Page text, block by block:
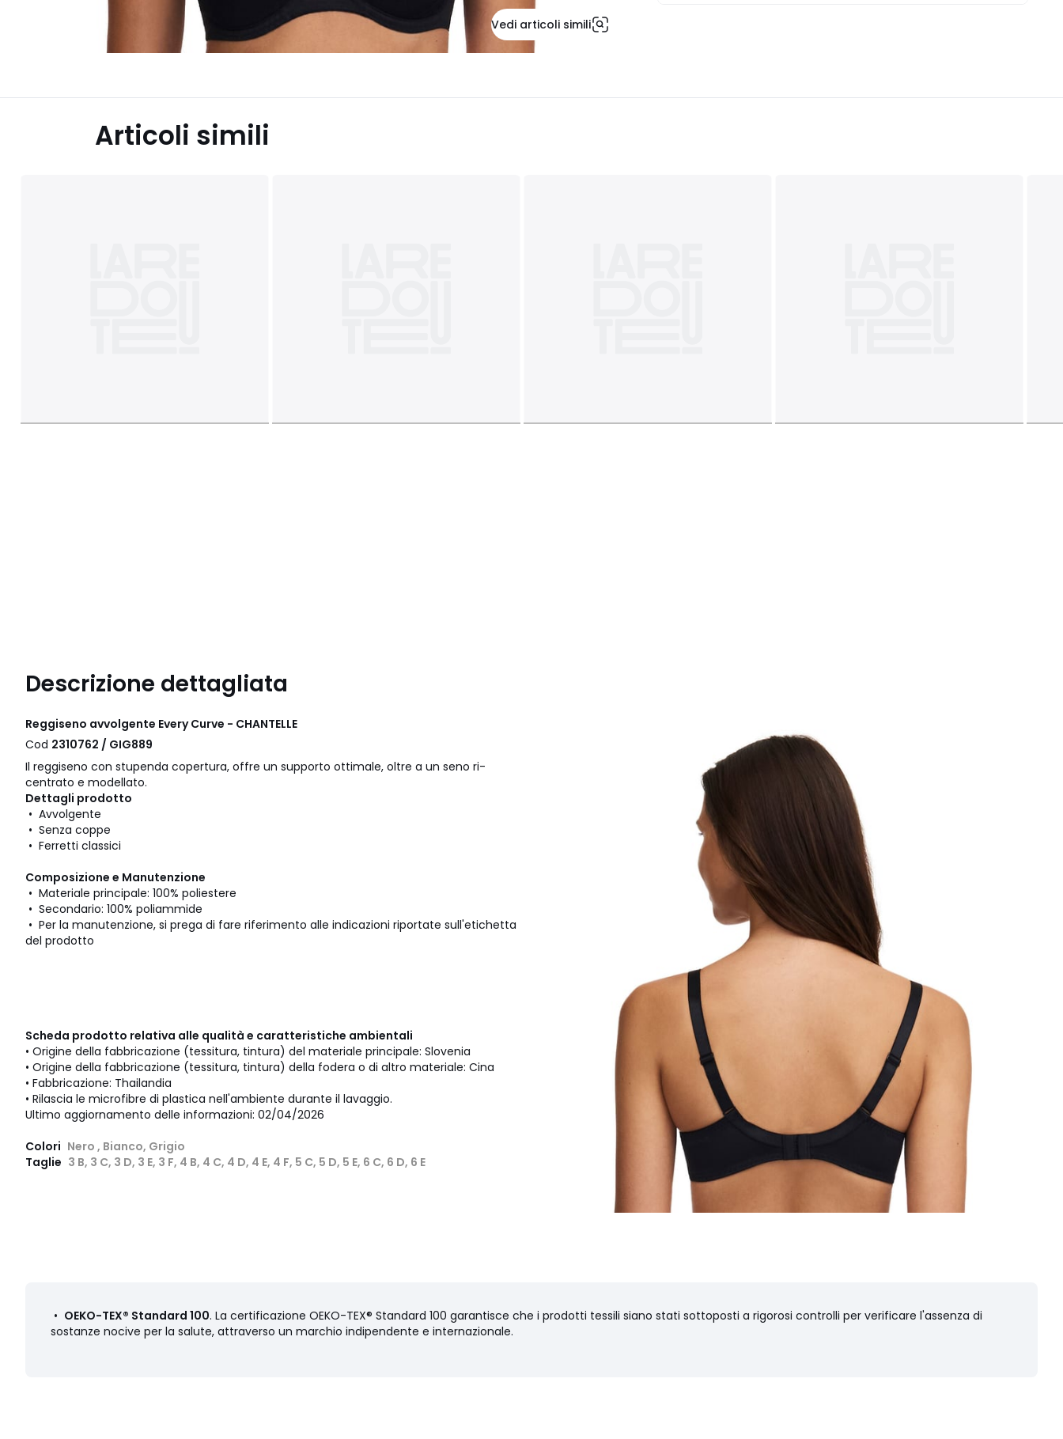
Vedi articoli simili
Articoli simili
Descrizione dettagliata
Reggiseno avvolgente Every Curve - CHANTELLE
Cod 2310762 / GIG889
Il reggiseno con stupenda copertura, offre un supporto ottimale, oltre a un seno ri-
centrato e modellato.
Dettagli prodotto
• Avvolgente
• Senza coppe
• Ferretti classici
Composizione e Manutenzione
• Materiale principale: 100% poliestere
• Secondario: 100% poliammide
• Per la manutenzione, si prega di fare riferimento alle indicazioni riportate sull'etichetta
del prodotto
Scheda prodotto relativa alle qualità e caratteristiche ambientali
• Origine della fabbricazione (tessitura, tintura) del materiale principale: Slovenia
• Origine della fabbricazione (tessitura, tintura) della fodera o di altro materiale: Cina
• Fabbricazione: Thailandia
• Rilascia le microfibre di plastica nell'ambiente durante il lavaggio.
Ultimo aggiornamento delle informazioni: 02/04/2026
Colori Nero , Bianco, Grigio
Taglie 3 B, 3 C, 3 D, 3 E, 3 F, 4 B, 4 C, 4 D, 4 E, 4 F, 5 C, 5 D, 5 E, 6 C, 6 D, 6 E
• OEKO-TEX® Standard 100. La certificazione OEKO-TEX® Standard 100 garantisce che i prodotti tessili siano stati sottoposti a rigorosi controlli per verificare l'assenza di
sostanze nocive per la salute, attraverso un marchio indipendente e internazionale.